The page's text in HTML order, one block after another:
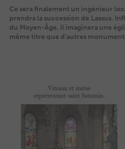
Ce sera finalement un ingénieur
prendra la succession de Lassus.
du Moyen-Âge, il imaginera une
même titre que d’autres